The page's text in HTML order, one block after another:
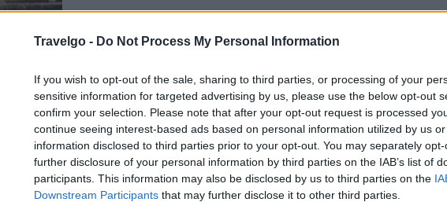
Travelgo - Do Not Process My Personal Information
If you wish to opt-out of the sale, sharing to third parties, or processing of your
sensitive information for targeted advertising by us, please use the below opt-out
confirm your selection. Please note that after your opt-out request is processed
continue seeing interest-based ads based on personal information utilized by us
information disclosed to third parties prior to your opt-out. You may separately
further disclosure of your personal information by third parties on the IAB’s list of
participants. This information may also be disclosed by us to third parties on the
Downstream Participants that may further disclose it to other third parties.
Ανδρίτσαινα: Το ορεινό
Χτισμένη σε μια καταπράσινη πλαγιά της
η Ανδρίτσαινα είναι ένα από τα πιο γραφικά